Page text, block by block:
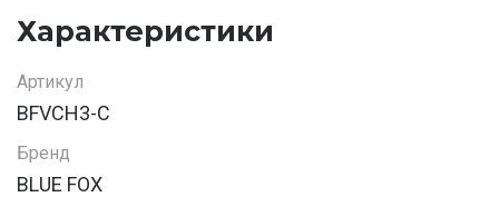
Характеристики
Артикул
BFVCH3-C
Бренд
BLUE FOX